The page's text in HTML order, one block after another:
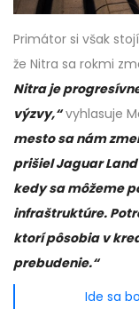
Primátor si však
že Nitra sa rokmi
Nitra je
výzvy,“vyhlasuje
mesto sa nám
prišiel Jaguar
kedy sa môžeme
infraštruktúre.
ktorí pôsobia v
prebudenie.“
Ide sa